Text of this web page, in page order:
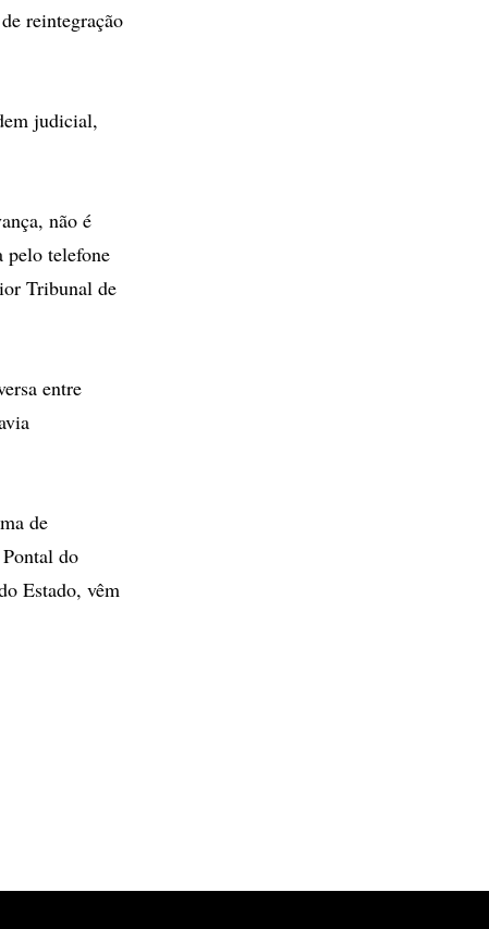
reintegração
judicial,
não é
pelo telefone
Tribunal de
entre
de
do
Estado, vêm